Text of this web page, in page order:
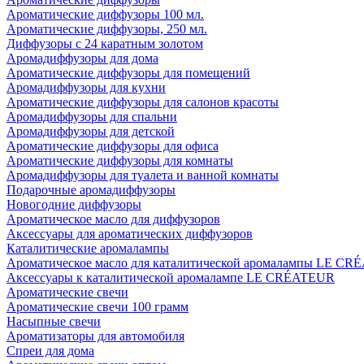
Ароматические диффузоры 100 мл.
Ароматические диффузоры, 250 мл.
Диффузоры с 24 каратным золотом
Аромадиффузоры для дома
Ароматические диффузоры для помещений
Аромадиффузоры для кухни
Ароматические диффузоры для салонов красоты
Аромадиффузоры для спальни
Аромадиффузоры для детской
Ароматические диффузоры для офиса
Ароматические диффузоры для комнаты
Аромадиффузоры для туалета и ванной комнаты
Подарочные аромадиффузоры
Новогодние диффузоры
Ароматическое масло для диффузоров
Аксессуары для ароматических диффузоров
Каталитические аромалампы
Ароматическое масло для каталитической аромалампы LE
Аксессуары к каталитической аромалампе LE CRÉATEUR
Ароматические свечи
Ароматические свечи 100 грамм
Насыпные свечи
Ароматизаторы для автомобиля
Спреи для дома